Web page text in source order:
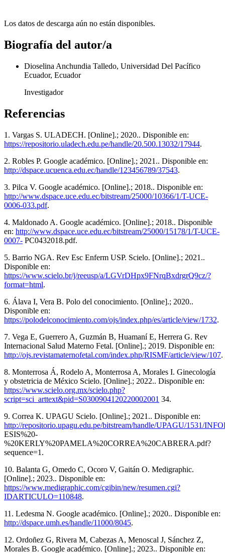
Los datos de descarga aún no están disponibles.
Biografía del autor/a
Dioselina Anchundia Talledo, Universidad Del Pacífico
Ecuador, Ecuador
Investigador
Referencias
1. Vargas S. ULADECH. [Online].; 2020.. Disponible en:
https://repositorio.uladech.edu.pe/handle/20.500.13032/17944.
2. Robles P. Google académico. [Online].; 2021.. Disponible en:
http://dspace.ucuenca.edu.ec/handle/123456789/37543.
3. Pilca V. Google académico. [Online].; 2018.. Disponible en:
http://www.dspace.uce.edu.ec/bitstream/25000/10366/1/T-UCE-
0006-033.pdf.
4. Maldonado A. Google académico. [Online].; 2018.. Disponible
en: http://www.dspace.uce.edu.ec/bitstream/25000/15178/1/T-UCE-
0007- PC0432018.pdf.
5. Barrio NGA. Rev Esc Enferm USP. Scielo. [Online].; 2021..
Disponible en:
https://www.scielo.br/j/reeusp/a/LGVrDHpx9FNrqBxdrgrQ9cz/?
format=html.
6. Álava I, Vera B. Polo del conocimiento. [Online].; 2020..
Disponible en:
https://polodelconocimiento.com/ojs/index.php/es/article/view/1732.
7. Vega E, Guerrero A, Guzmán B, Huamaní E, Herrera G. Rev
Internacional Salud Materno Fetal. [Online].; 2019. Disponible en:
http://ojs.revistamaternofetal.com/index.php/RISMF/article/view/107.
8. Monterrosa Á, Rodelo A, Monterrosa A, Morales I. Ginecología
y obstetricia de México Scielo. [Online].; 2022.. Disponible en:
https://www.scielo.org.mx/scielo.php?
script=sci_arttext&pid=S0300904120220002001 34.
9. Correa K. UPAGU Scielo. [Online].; 2021.. Disponible en:
http://repositorio.upagu.edu.pe/bitstream/handle/UPAGU/1531/
ESIS%20-
%20KERLY%20PAMELA%20CORREA%20CABRERA.pdf?
sequence=1.
10. Balanta G, Omedo C, Ocoro V, Gaitán O. Medigraphic.
[Online].; 2023.. Disponible en:
https://www.medigraphic.com/cgibin/new/resumen.cgi?
IDARTICULO=110848.
11. Ledesma N. Google académico. [Online].; 2020.. Disponible en:
http://dspace.umh.es/handle/11000/8045.
12. Ordoñez G, Rivera M, Cabezas A, Menoscal J, Sánchez Z,
Morales B. Google académico. [Online].; 2023.. Disponible en: